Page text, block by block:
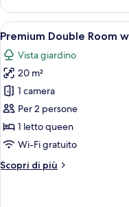
Triple
Room
with
Garden
View
Apri
tutte
le
foto
per
Premium
Double
Room
Garden
10
Premium Double Room
Vista giardino
20 m²
1 camera
Per 2 persone
1 letto queen
Wi-Fi gratuito
Scopri di più
Altri